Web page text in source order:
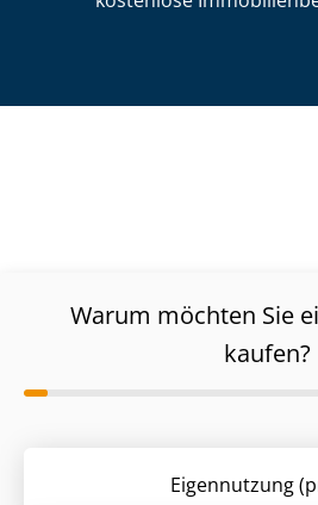
Warum möchten Sie
kaufen?
Eigennutzung